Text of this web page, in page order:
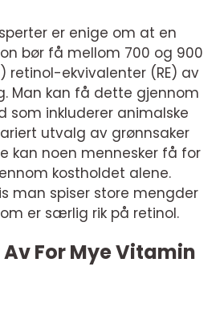
er enige om at en
bør få mellom 700 og 900
retinol-ekvivalenter (RE) av
Man kan få dette gjennom
som inkluderer animalske
utvalg av grønnsaker
kan noen mennesker få for
kostholdet alene.
man spiser store mengder
er særlig rik på retinol.
For Mye Vitamin